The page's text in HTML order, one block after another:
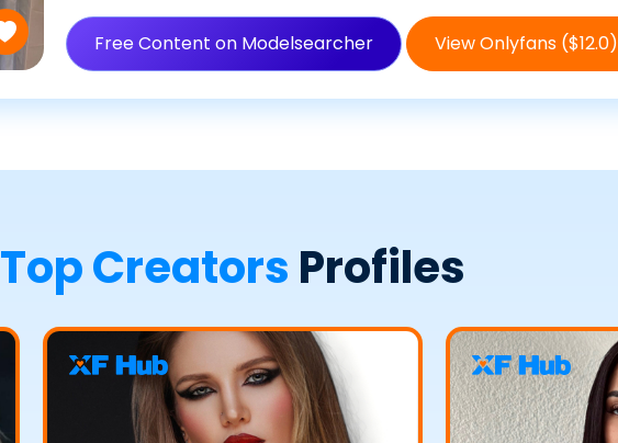
Free Content on Modelsearcher View Onlyfans ($12.0)
Top Creators Profiles